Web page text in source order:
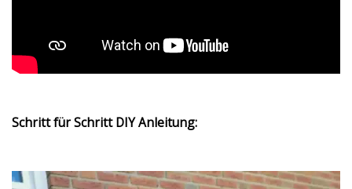
Schritt für Schritt DIY Anleitung: